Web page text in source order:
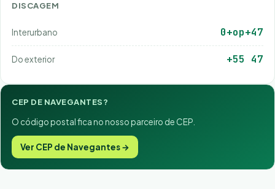
DISCAGEM
Interurbano 0+op+47
Do exterior +55 47
CEP DE NAVEGANTES?
O código postal fica no nosso parceiro de CEP.
Ver CEP de Navegantes →